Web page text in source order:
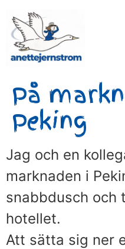
På
Peking
Jag och en
marknaden i
snabbdusch och
hotellet.
Att sätta sig ner